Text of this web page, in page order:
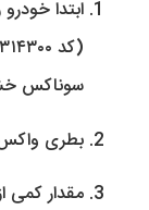
سوناکس
بطری
مقدار کمی